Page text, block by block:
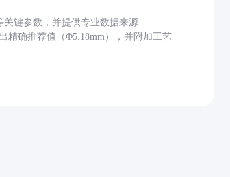
关键参数，并提供专业数据来源
精确推荐值（Φ5.18mm），并附加工艺